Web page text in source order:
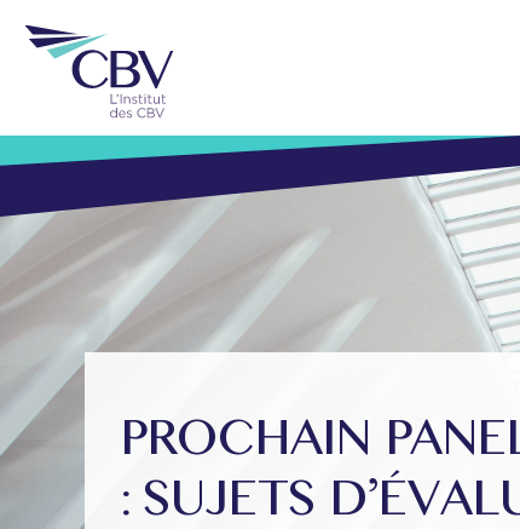
PROCHAIN
: SUJETS